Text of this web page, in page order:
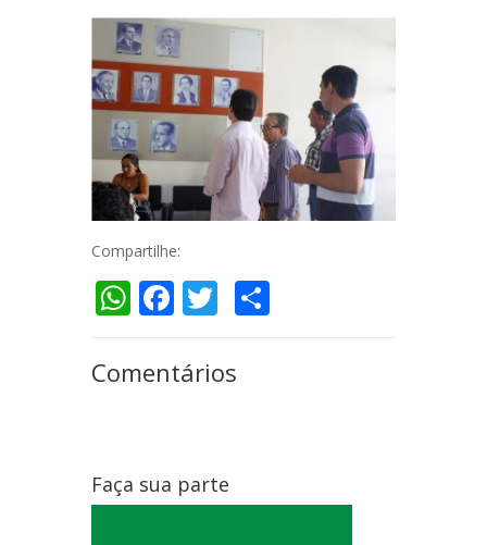
Compartilhe:
WhatsApp
Facebook
Twitter
Comentários
Faça sua parte